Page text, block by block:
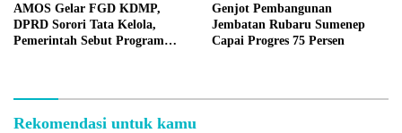
AMOS Gelar FGD KDMP,
DPRD Sorori Tata Kelola,
Pemerintah Sebut Program
Genjot Pembangunan
Jembatan Rubaru Sumenep
Capai Progres 75 Persen
Rekomendasi untuk kamu